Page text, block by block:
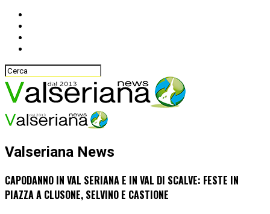
Valseriana News
CAPODANNO IN VAL SERIANA E IN VAL DI SCALVE: FESTE IN
PIAZZA A CLUSONE, SELVINO E CASTIONE